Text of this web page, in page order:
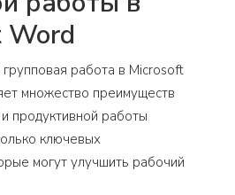
Word
работа в Microsoft
множество преимуществ
продуктивной работы
ключевых
могут улучшить рабочий